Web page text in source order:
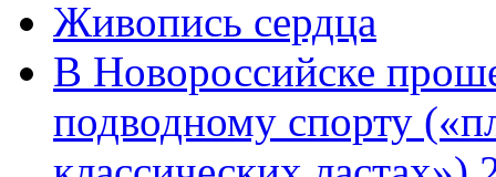
Живопись сердца
В Новороссийске
подводному спорту